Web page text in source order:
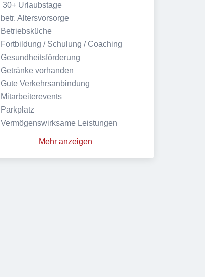
30+ Urlaubstage
betr. Altersvorsorge
Betriebsküche
Fortbildung / Schulung / Coaching
Gesundheitsförderung
Getränke vorhanden
Gute Verkehrsanbindung
Mitarbeiterevents
Parkplatz
Vermögenswirksame Leistungen
Mehr anzeigen